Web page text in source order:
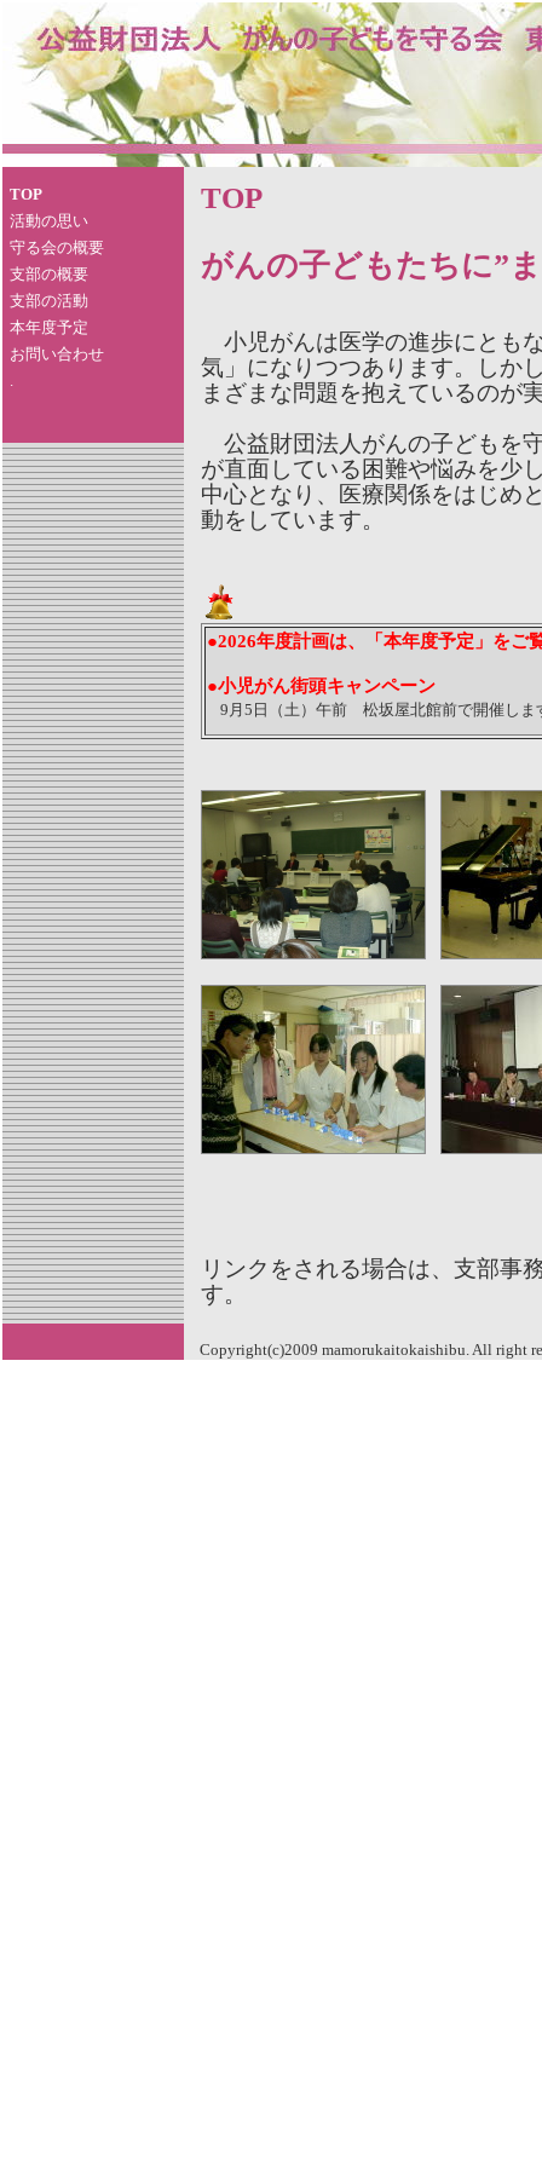
TOP
活動の思い
守る会の概要
支部の概要
支部の活動
本年度予定
お問い合わせ
.
TOP
がんの子どもたちに”
小児がんは医学の進歩にとも
気」になりつつあります。しか
まざまな問題を抱えているのが
公益財団法人がんの子どもを
が直面している困難や悩みを少
中心となり、医療関係をはじめ
動をしています。
●2026年度計画は、「本年度予定」をご
●小児がん街頭キャンペーン
9月5日（土）午前 松坂屋北館前で開催しま
リンクをされる場合は、支部事
す。
Copyright(c)2009 mamorukaitokaishibu. All right